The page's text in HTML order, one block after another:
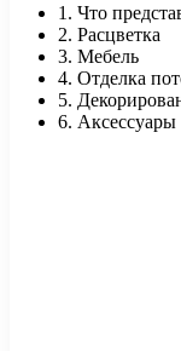
1. Что
2. Расцветка
3. Мебель
4. Отделка
5.
6. Аксессуары